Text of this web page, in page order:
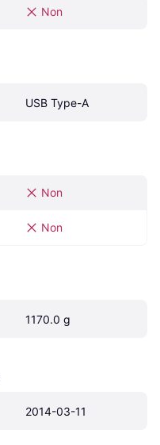
Non
USB Type-A
Non
Non
1170.0 g
2014-03-11